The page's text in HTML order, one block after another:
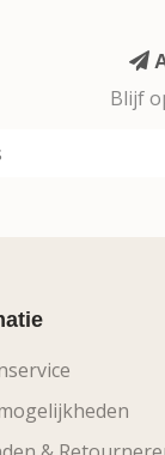
Blijf